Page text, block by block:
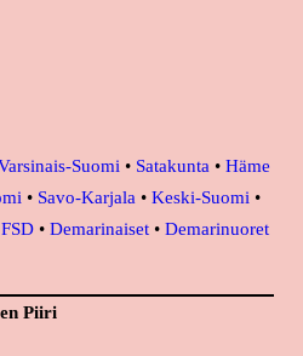
Suomi • Satakunta • Häme
• Savo-Karjala • Keski-Suomi •
FSD • Demarinaiset • Demarinuoret
Piiri